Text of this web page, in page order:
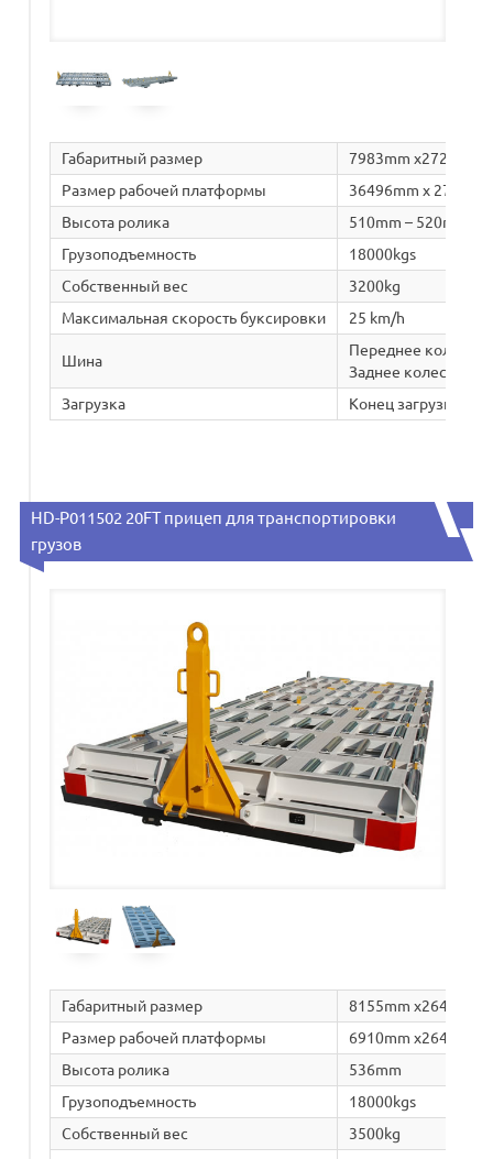
Габаритный размер
7983mm x2720mm
Размер рабочей платформы
36496mm x
Высота ролика
510mm – 520mm
Грузоподъемность
18000kgs
Собственный вес
3200kg
Максимальная скорость буксировки
25 km/h
Шина
Переднее
Заднее колесо:
Загрузка
Конец загрузки
HD-P011502 20FT прицеп для транспортировки
грузов
Габаритный размер
8155mm x2643mm
Размер рабочей платформы
6910mm
Высота ролика
536mm
Грузоподъемность
18000kgs
Собственный вес
3500kg